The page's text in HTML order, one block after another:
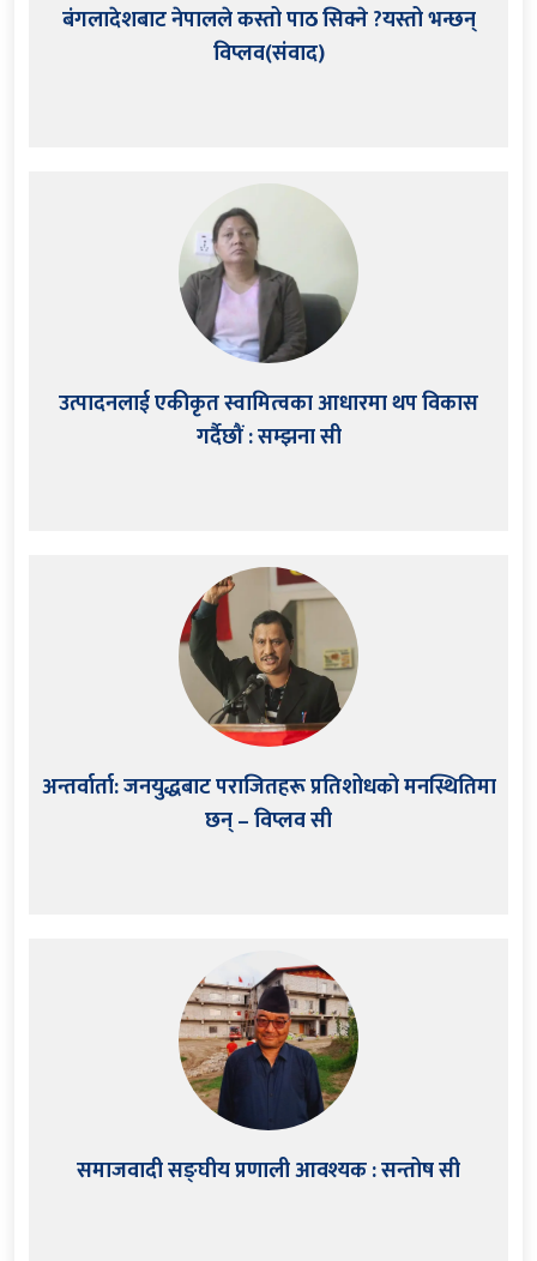
बंगलादेशबाट नेपालले कस्तो पाठ सिक्ने ?यस्तो भन्छन्
विप्लव(संवाद)
उत्पादनलाई एकीकृत स्वामित्वका आधारमा थप विकास
गर्दैछौं : सम्झना सी
अन्तर्वार्ता: जनयुद्धबाट पराजितहरू प्रतिशोधको मनस्थितिमा
छन् – विप्लव सी
समाजवादी सङ्घीय प्रणाली आवश्यक : सन्तोष सी